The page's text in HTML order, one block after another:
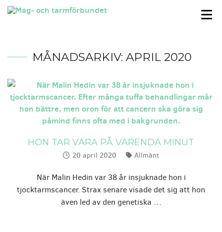
MÅNADSARKIV: APRIL 2020
HON TAR VARA PÅ VARENDA MINUT
Publicerat:
20 april 2020 Kategorier:
Allmänt
När Malin Hedin var 38 år insjuknade hon i
tjocktarmscancer. Strax senare visade det sig att hon
även led av den genetiska …